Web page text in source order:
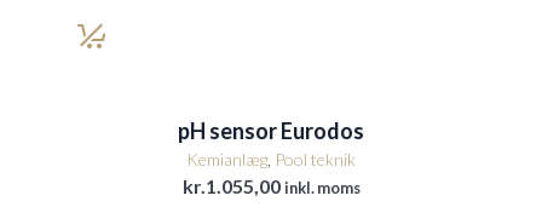
pH sensor Eurodos
Kemianlæg Pool teknik
kr.1.055,00 inkl. moms